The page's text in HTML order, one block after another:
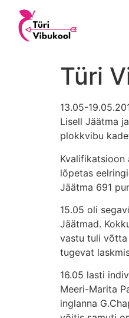
Türi
13.05-
Lisell Jäätma
plokkvibu
Kvalifikatsioon
lõpetas
Jäätma 691
15.05 oli
Jäätmad.
vastu tuli võtta
tugevat
16.05 lasti
Meeri-Marita
inglanna